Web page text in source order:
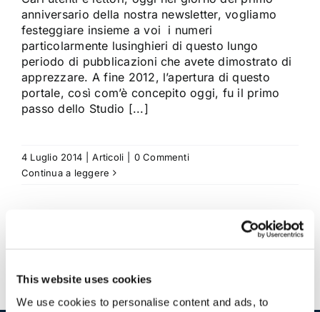
This website uses cookies
We use cookies to personalise content and ads, to
anniversario della nostra newsletter, vogliamo
festeggiare insieme a voi i numeri
particolarmente lusinghieri di questo lungo
periodo di pubblicazioni che avete dimostrato di
apprezzare. A fine 2012, l’apertura di questo
portale, così com’è concepito oggi, fu il primo
passo dello Studio [...]
4 Luglio 2014 Articoli
0 Commenti
Continua a leggere